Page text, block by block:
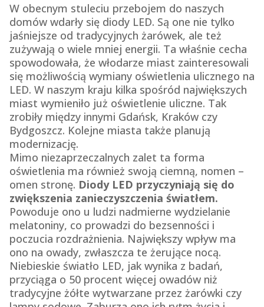
W obecnym stuleciu przebojem do naszych
domów wdarły się diody LED. Są one nie tylko
jaśniejsze od tradycyjnych żarówek, ale też
zużywają o wiele mniej energii. Ta właśnie cecha
spowodowała, że włodarze miast zainteresowali
się możliwością wymiany oświetlenia ulicznego na
LED. W naszym kraju kilka spośród największych
miast wymieniło już oświetlenie uliczne. Tak
zrobiły między innymi Gdańsk, Kraków czy
Bydgoszcz. Kolejne miasta także planują
modernizację.
Mimo niezaprzeczalnych zalet ta forma
oświetlenia ma również swoją ciemną, nomen –
omen stronę. Diody LED przyczyniają się do
zwiększenia zanieczyszczenia światłem.
Powoduje ono u ludzi nadmierne wydzielanie
melatoniny, co prowadzi do bezsenności i
poczucia rozdrażnienia. Największy wpływ ma
ono na owady, zwłaszcza te żerujące nocą.
Niebieskie światło LED, jak wynika z badań,
przyciąga o 50 procent więcej owadów niż
tradycyjne żółte wytwarzane przez żarówki czy